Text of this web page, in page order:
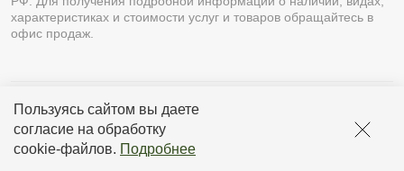
Пользуясь сайтом вы даете
согласие на обработку
cookie-файлов. Подробнее
характеристиках и стоимости услуг и товаров обращайтесь в
офис продаж.
Разработка сайтаLukevium
Политика конфиденциальности